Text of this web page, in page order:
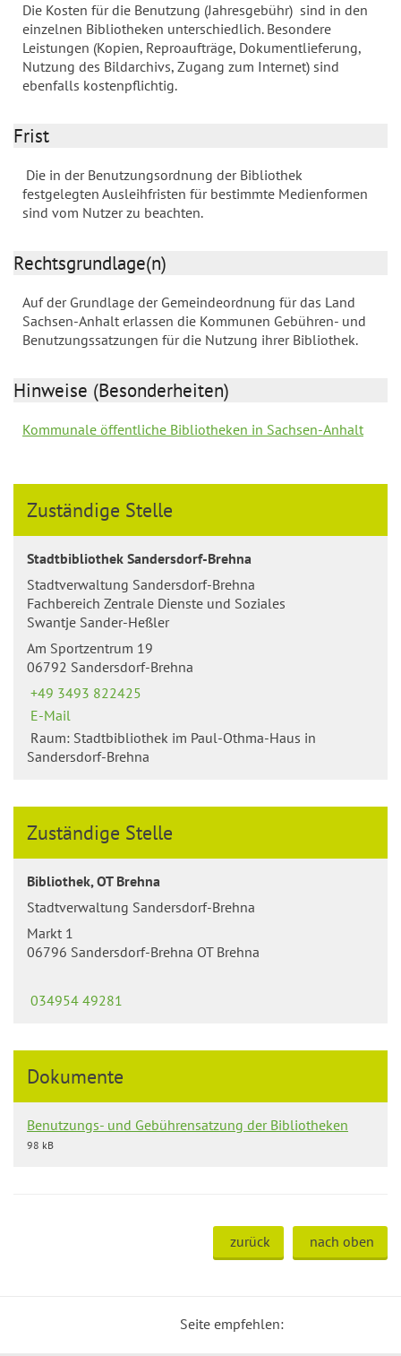
Die Kosten für die Benutzung (Jahresgebühr) sind in den
einzelnen Bibliotheken unterschiedlich. Besondere
Leistungen (Kopien, Reproaufträge, Dokumentlieferung,
Nutzung des Bildarchivs, Zugang zum Internet) sind
ebenfalls kostenpflichtig.
Frist
Die in der Benutzungsordnung der Bibliothek
festgelegten Ausleihfristen für bestimmte Medienformen
sind vom Nutzer zu beachten.
Rechtsgrundlage(n)
Auf der Grundlage der Gemeindeordnung für das Land
Sachsen-Anhalt erlassen die Kommunen Gebühren- und
Benutzungssatzungen für die Nutzung ihrer Bibliothek.
Hinweise (Besonderheiten)
Kommunale öffentliche Bibliotheken in Sachsen-Anhalt
Zuständige Stelle
Stadtbibliothek Sandersdorf-Brehna
Stadtverwaltung Sandersdorf-Brehna
Fachbereich Zentrale Dienste und Soziales
Swantje Sander-Heßler
Am Sportzentrum 19
06792 Sandersdorf-Brehna
+49 3493 822425
E-Mail
Raum: Stadtbibliothek im Paul-Othma-Haus in
Sandersdorf-Brehna
Zuständige Stelle
Bibliothek, OT Brehna
Stadtverwaltung Sandersdorf-Brehna
Markt 1
06796 Sandersdorf-Brehna OT Brehna
034954 49281
Dokumente
Benutzungs- und Gebührensatzung der Bibliotheken
98 kB
zurück nach oben
Seite empfehlen: